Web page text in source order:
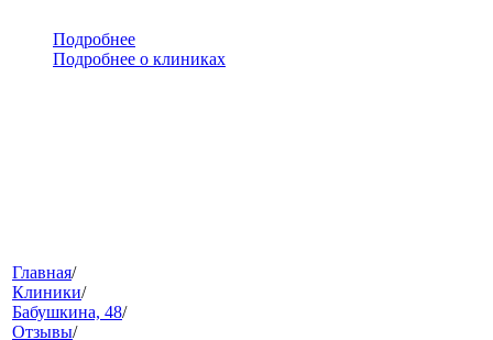
Подробнее
Подробнее о клиниках
меню
Главная/
Клиники/
Бабушкина, 48/
Отзывы/